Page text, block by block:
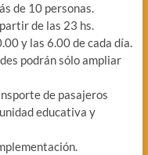
de 10 personas.
de las 23 hs.
y las 6.00 de cada día.
podrán sólo ampliar
de pasajeros
educativa y